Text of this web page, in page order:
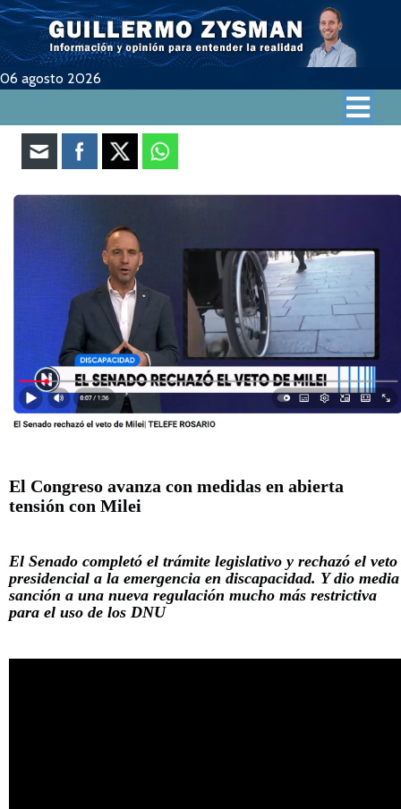
06 agosto 2026
El Congreso avanza con medidas en abierta
tensión con Milei
El Senado completó el trámite legislativo y rechazó el veto
presidencial a la emergencia en discapacidad. Y dio media
sanción a una nueva regulación mucho más restrictiva
para el uso de los DNU